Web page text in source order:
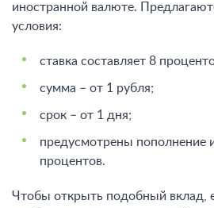
иностранной валюте.
условия:
ставка составляет 8
сумма – от 1 рубля;
срок – от 1 дня;
предусмотрены пополнение
процентов.
Чтобы открыть подобный вклад,